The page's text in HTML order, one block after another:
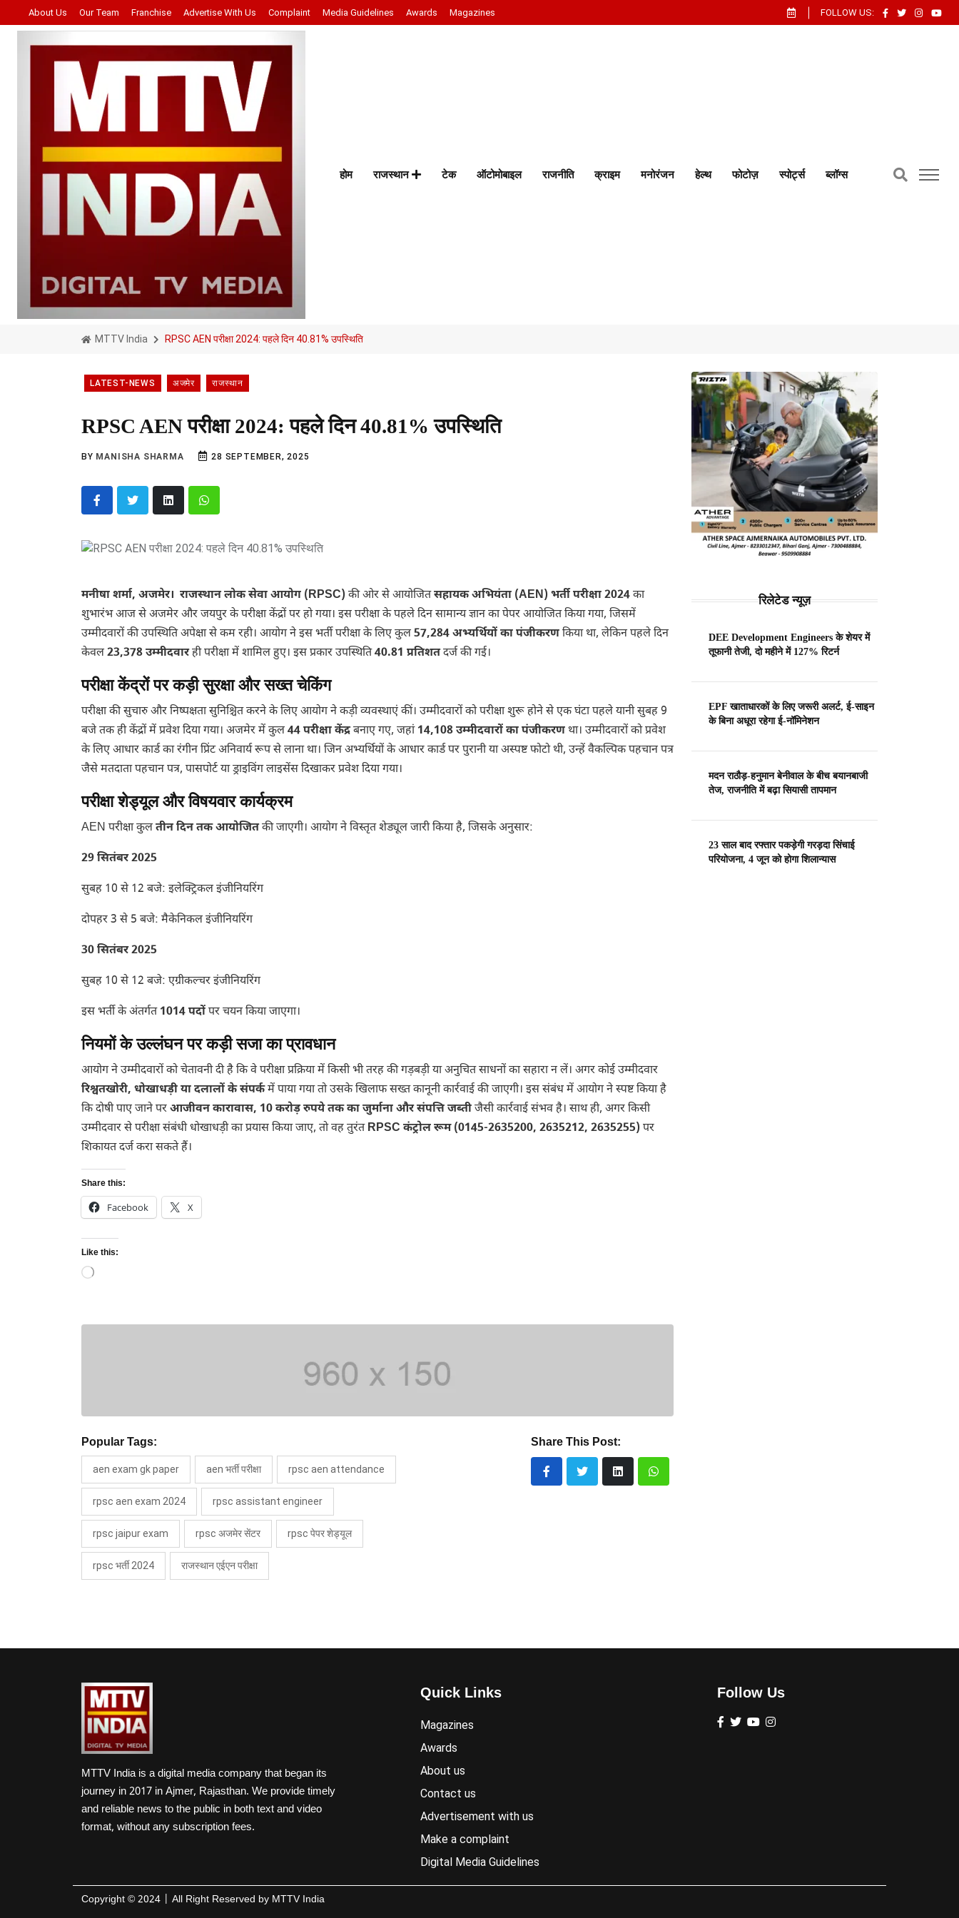
About Us Our Team Franchise Advertise With Us Complaint Media Guidelines Awards Magazines FOLLOW US:
होम राजस्थान टेक ऑटोमोबाइल राजनीति क्राइम मनोरंजन हेल्थ फोटोज़ स्पोर्ट्स ब्लॉग्स
MTTV India RPSC AEN परीक्षा 2024: पहले दिन 40.81% उपस्थिति
LATEST-NEWS अजमेर राजस्थान
RPSC AEN परीक्षा 2024: पहले दिन 40.81% उपस्थिति
BY MANISHA SHARMA 28 SEPTEMBER, 2025
मनीषा शर्मा, अजमेर। राजस्थान लोक सेवा आयोग (RPSC) की ओर से आयोजितसहायक अभियंता (AEN) भर्ती परीक्षा 2024का
शुभारंभ आज से अजमेर और जयपुर के परीक्षा केंद्रों पर हो गया। इस परीक्षा के पहले दिन सामान्य ज्ञान का पेपर आयोजित किया गया, जिसमें
उम्मीदवारों की उपस्थिति अपेक्षा से कम रही। आयोग ने इस भर्ती परीक्षा के लिए कुल57,284 अभ्यर्थियों का पंजीकरणकिया था, लेकिन पहले दिन
केवल23,378 उम्मीदवारही परीक्षा में शामिल हुए। इस प्रकार उपस्थिति40.81 प्रतिशतदर्ज की गई।
परीक्षा केंद्रों पर कड़ी सुरक्षा और सख्त चेकिंग
परीक्षा की सुचारु और निष्पक्षता सुनिश्चित करने के लिए आयोग ने कड़ी व्यवस्थाएं कीं। उम्मीदवारों को परीक्षा शुरू होने से एक घंटा पहले यानी सुबह 9
बजे तक ही केंद्रों में प्रवेश दिया गया। अजमेर में कुल44 परीक्षा केंद्रबनाए गए, जहां14,108 उम्मीदवारों का पंजीकरणथा। उम्मीदवारों को प्रवेश
के लिए आधार कार्ड का रंगीन प्रिंट अनिवार्य रूप से लाना था। जिन अभ्यर्थियों के आधार कार्ड पर पुरानी या अस्पष्ट फोटो थी, उन्हें वैकल्पिक पहचान पत्र
जैसे मतदाता पहचान पत्र, पासपोर्ट या ड्राइविंग लाइसेंस दिखाकर प्रवेश दिया गया।
परीक्षा शेड्यूल और विषयवार कार्यक्रम
AEN परीक्षा कुलतीन दिन तक आयोजितकी जाएगी। आयोग ने विस्तृत शेड्यूल जारी किया है, जिसके अनुसार:
29 सितंबर 2025
सुबह 10 से 12 बजे: इलेक्ट्रिकल इंजीनियरिंग
दोपहर 3 से 5 बजे: मैकेनिकल इंजीनियरिंग
30 सितंबर 2025
सुबह 10 से 12 बजे: एग्रीकल्चर इंजीनियरिंग
इस भर्ती के अंतर्गत1014 पदोंपर चयन किया जाएगा।
नियमों के उल्लंघन पर कड़ी सजा का प्रावधान
आयोग ने उम्मीदवारों को चेतावनी दी है कि वे परीक्षा प्रक्रिया में किसी भी तरह की गड़बड़ी या अनुचित साधनों का सहारा न लें। अगर कोई उम्मीदवार
रिश्वतखोरी, धोखाधड़ी या दलालों के संपर्कमें पाया गया तो उसके खिलाफ सख्त कानूनी कार्रवाई की जाएगी। इस संबंध में आयोग ने स्पष्ट किया है
कि दोषी पाए जाने परआजीवन कारावास, 10 करोड़ रुपये तक का जुर्माना और संपत्ति जब्तीजैसी कार्रवाई संभव है। साथ ही, अगर किसी
उम्मीदवार से परीक्षा संबंधी धोखाधड़ी का प्रयास किया जाए, तो वह तुरंतRPSC कंट्रोल रूम (0145-2635200, 2635212, 2635255) पर
शिकायत दर्ज करा सकते हैं।
Share this:
Facebook X
Like this:
Loading…
Popular Tags:
aen exam gk paper aen भर्ती परीक्षा rpsc aen attendance
rpsc aen exam 2024 rpsc assistant engineer
rpsc jaipur exam rpsc अजमेर सेंटर rpsc पेपर शेड्यूल
rpsc भर्ती 2024 राजस्थान एईएन परीक्षा
Share This Post:
रिलेटेड न्यूज़
DEE Development Engineers के शेयर में
तूफानी तेजी, दो महीने में 127% रिटर्न
EPF खाताधारकों के लिए जरूरी अलर्ट, ई-साइन
के बिना अधूरा रहेगा ई-नॉमिनेशन
मदन राठौड़-हनुमान बेनीवाल के बीच बयानबाजी
तेज, राजनीति में बढ़ा सियासी तापमान
23 साल बाद रफ्तार पकड़ेगी गरड़दा सिंचाई
परियोजना, 4 जून को होगा शिलान्यास
MTTV India is a digital media company that began its
journey in 2017 in Ajmer, Rajasthan. We provide timely
and reliable news to the public in both text and video
format, without any subscription fees.
Quick Links
Magazines
Awards
About us
Contact us
Advertisement with us
Make a complaint
Digital Media Guidelines
Follow Us
Copyright © 2024 | All Right Reserved by MTTV India